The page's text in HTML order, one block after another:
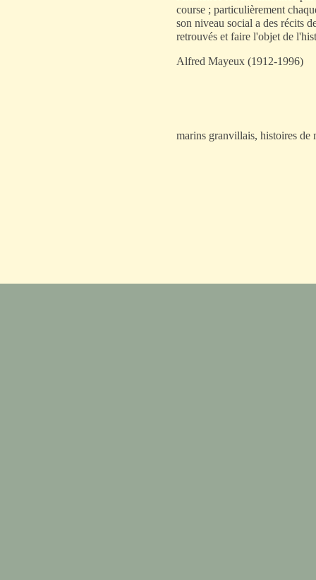
course ; particulièrement
son niveau social a des récits
retrouvés et faire l'objet de
Alfred Mayeux (1912-1996)
marins granvillais, histoires